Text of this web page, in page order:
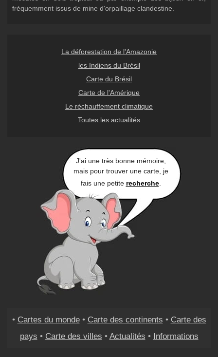
fréquemment issus de mine d'orpaillage clandestine.
La déforestation de l'Amazonie
les Indiens du Brésil
Carte du Brésil
Carte de l'Amérique
Le réchauffement climatique
Toutes les actualités
J'ai une très bonne mémoire,
mais pour trouver une carte, je
fais une petite recherche.
• Cartes du monde• Carte des continents • Carte des
pays • Carte des villes • Actualités • Informations